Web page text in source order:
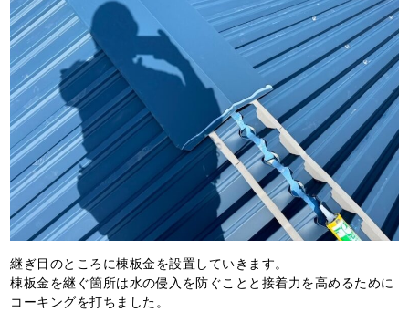
継ぎ目のところに棟板金を設置していきます。
棟板金を継ぐ箇所は水の侵入を防ぐことと接着力を高めるために
コーキングを打ちました。